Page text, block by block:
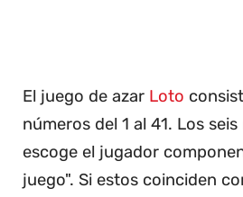
El juego de azar Loto
números del 1 al 41. Los
escoge el jugador
juego". Si estos coinciden